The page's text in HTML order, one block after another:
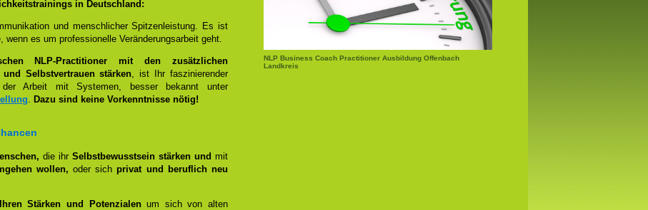
NLP Business Coach Practitioner Ausbildung Offenbach
Landkreis
in Deutschland:
und menschlicher Spitzenleistung. Es ist
es um professionelle Veränderungsarbeit geht.
NLP-Practitioner mit den zusätzlichen
Selbstvertrauen stärken, ist Ihr faszinierender
Arbeit mit Systemen, besser bekannt unter
. Dazu sind keine Vorkenntnisse nötig!
die ihr Selbstbewusstsein stärken und mit
wollen, oder sichprivat und beruflich neu
Stärken und Potenzialenum sich von alten